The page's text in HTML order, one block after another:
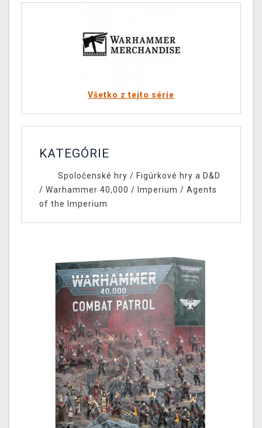
Všetko z tejto série
KATEGÓRIE
Spoločenské hry / Figúrkové hry a D&D
/ Warhammer 40,000 / Imperium / Agents
of the Imperium